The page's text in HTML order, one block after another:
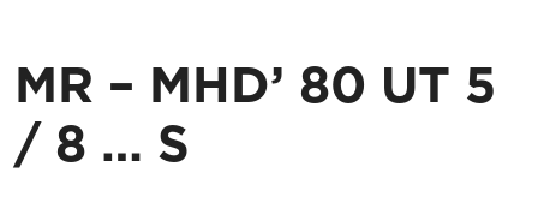
MR – MHD’ 80 UT 5
/ 8 … S